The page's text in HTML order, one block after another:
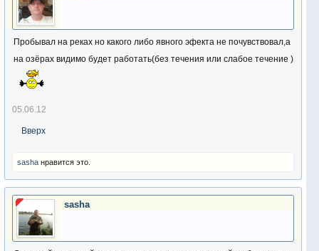
Пробывал на реках но какого либо явного эфекта не почувствовал,а
на озёрах видимо будет работать(без течения или слабое течение )
05.06.12
Вверх
sasha нравится это.
sasha